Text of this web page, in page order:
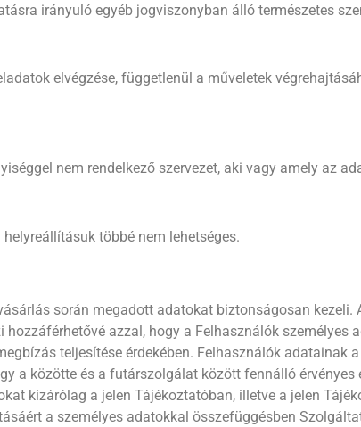
irányuló egyéb jogviszonyban álló természetes
elvégzése, függetlenül a műveletek
nem rendelkező szervezet, aki vagy amely az
többé nem lehetséges.
során megadott adatokat biztonságosan
azzal, hogy a Felhasználók személyes
teljesítése érdekében. Felhasználók adatainak
a közötte és a futárszolgálat között fennálló
kizárólag a jelen Tájékoztatóban, illetve a jelen
a személyes adatokkal összefüggésben